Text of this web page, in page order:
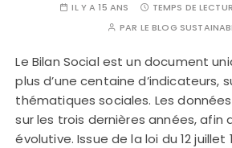
IL Y A 15 ANS TEMPS DE
PAR LE BLOG
Le Bilan Social est un document
plus d’une centaine d’indicateurs,
thématiques sociales. Les
sur les trois dernières années, afin
évolutive. Issue de la loi du 12 juillet